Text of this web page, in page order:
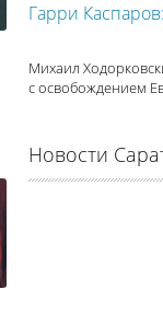
Гарри
Михаил
с освобождением
Новости